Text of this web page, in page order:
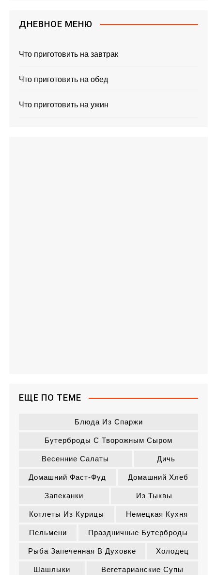
ДНЕВНОЕ МЕНЮ
Что приготовить на завтрак
Что приготовить на обед
Что приготовить на ужин
ЕЩЕ ПО ТЕМЕ
Блюда Из Спаржи
Бутерброды С Творожным Сыром
Весенние Салаты Дичь
Домашний Фаст-Фуд Домашний Хлеб
Запеканки Из Тыквы
Котлеты Из Курицы Немецкая Кухня
Пельмени Праздничные Бутерброды
Рыба Запеченная В Духовке Холодец
Шашлыки Вегетарианские Супы